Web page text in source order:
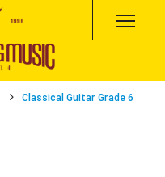
Classical Guitar Grade 6